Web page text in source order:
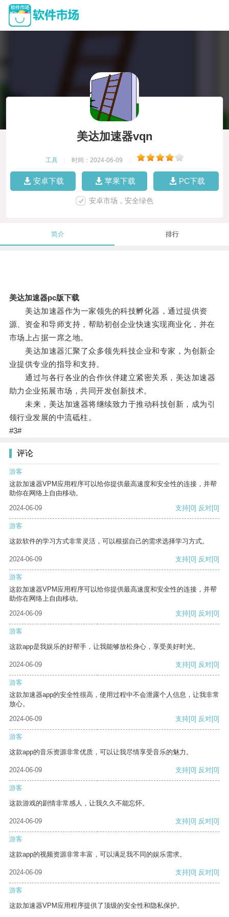
美达加速器vqn
工具 时间：2024-06-09
安卓下载 苹果下载 PC下载
安卓市场，安全绿色
简介 排行
美达加速器pc版下载
美达加速器作为一家领先的科技孵化器，通过提供资
源、资金和导师支持，帮助初创企业快速实现商业化，并在
市场上占据一席之地。
美达加速器汇聚了众多领先科技企业和专家，为创新企
业提供专业的指导和支持。
通过与各行各业的合作伙伴建立紧密关系，美达加速器
助力企业拓展市场，共同开发创新技术。
未来，美达加速器将继续致力于推动科技创新，成为引
领行业发展的中流砥柱。
#3#
评论
游客
这款加速器VPM应用程序可以给你提供最高速度和安全性的连接，并帮
助你在网络上自由移动。
2024-06-09
支持[0] 反对[0]
游客
这款软件的学习方式非常灵活，可以根据自己的需求选择学习方式。
2024-06-09 支持[0] 反对[0]
游客
这款加速器VPM应用程序可以给你提供最高速度和安全性的连接，并帮
助你在网络上自由移动。
2024-06-09
支持[0] 反对[0]
游客
这款app是我娱乐的好帮手，让我能够放松身心，享受美好时光。
2024-06-09 支持[0] 反对[0]
游客
这款加速器app的安全性很高，使用过程中不会泄露个人信息，让我非常
放心。
2024-06-09
支持[0] 反对[0]
游客
这款app的音乐资源非常优质，可以让我尽情享受音乐的魅力。
2024-06-09 支持[0] 反对[0]
游客
这款游戏的剧情非常感人，让我久久不能忘怀。
2024-06-09 支持[0] 反对[0]
游客
这款app的视频资源非常丰富，可以满足我不同的娱乐需求。
2024-06-09 支持[0] 反对[0]
游客
这款加速器VPM应用程序提供了顶级的安全性和隐私保护。